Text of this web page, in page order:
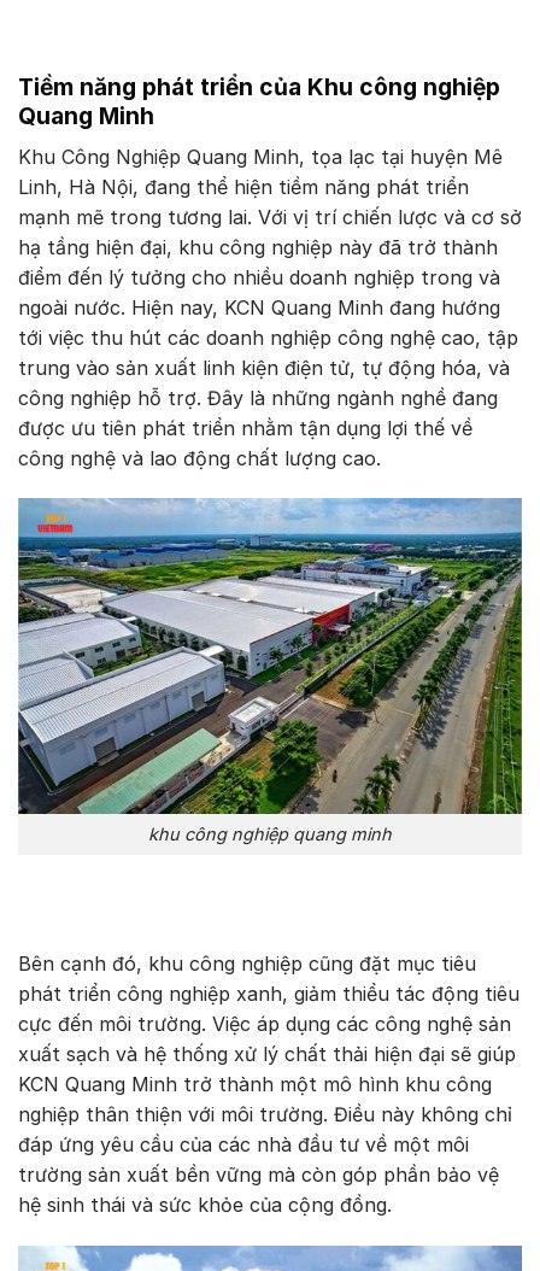
Tiềm năng phát triển của Khu công nghiệp
Quang Minh
Khu Công Nghiệp Quang Minh, tọa lạc tại huyện Mê
Linh, Hà Nội, đang thể hiện tiềm năng phát triển
mạnh mẽ trong tương lai. Với vị trí chiến lược và cơ sở
hạ tầng hiện đại, khu công nghiệp này đã trở thành
điểm đến lý tưởng cho nhiều doanh nghiệp trong và
ngoài nước. Hiện nay, KCN Quang Minh đang hướng
tới việc thu hút các doanh nghiệp công nghệ cao, tập
trung vào sản xuất linh kiện điện tử, tự động hóa, và
công nghiệp hỗ trợ. Đây là những ngành nghề đang
được ưu tiên phát triển nhằm tận dụng lợi thế về
công nghệ và lao động chất lượng cao.
khu công nghiệp quang minh
Bên cạnh đó, khu công nghiệp cũng đặt mục tiêu
phát triển công nghiệp xanh, giảm thiểu tác động tiêu
cực đến môi trường. Việc áp dụng các công nghệ sản
xuất sạch và hệ thống xử lý chất thải hiện đại sẽ giúp
KCN Quang Minh trở thành một mô hình khu công
nghiệp thân thiện với môi trường. Điều này không chỉ
đáp ứng yêu cầu của các nhà đầu tư về một môi
trường sản xuất bền vững mà còn góp phần bảo vệ
hệ sinh thái và sức khỏe của cộng đồng.